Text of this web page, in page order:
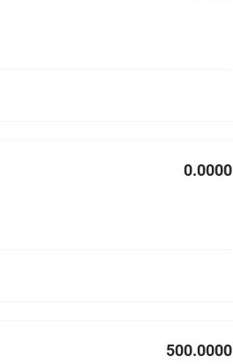
0.0000
500.0000